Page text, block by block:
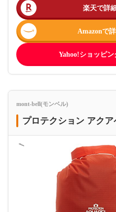
楽天で詳
Amazonで
Yahoo!ショッピ
mont-bell(モンベル)
プロテクション アク
＜